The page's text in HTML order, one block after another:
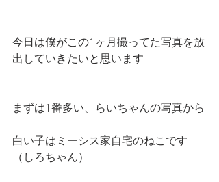
今日は僕がこの1ヶ月撮ってた写真を放
出していきたいと思います
まずは1番多い、らいちゃんの写真から
白い子はミーシス家自宅のねこです
（しろちゃん）